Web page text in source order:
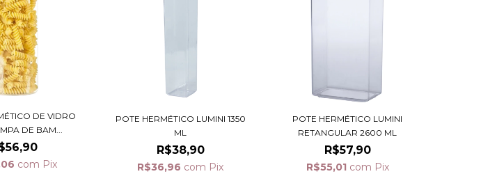
DE VIDRO
DE BAM...
com Pix
POTE HERMÉTICO LUMINI 1350
ML
R$38,90
R$36,96 com Pix
POTE HERMÉTICO LUMINI
RETANGULAR 2600 ML
R$57,90
R$55,01 com Pix